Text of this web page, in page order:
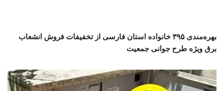
بهره‌مندی ۳۹۵ خانواده استان فارسی از تخفیفات فروش انشعاب
برق ویژه طرح جوانی جمعیت